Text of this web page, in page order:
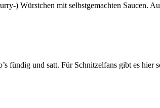
) Würstchen mit selbstgemachten Saucen.
fündig und satt. Für Schnitzelfans gibt es hier